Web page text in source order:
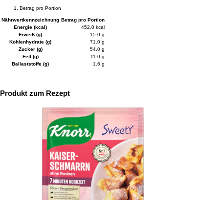
Betrag pro Portion
Nährwertkennzeichnung Betrag pro Portion
Energie (kcal)
452.0 kcal
Eiweiß (g)
15.0 g
Kohlenhydrate (g)
71.0 g
Zucker (g)
54.0 g
Fett (g)
11.0 g
Ballaststoffe (g)
1.6 g
Produkt zum Rezept